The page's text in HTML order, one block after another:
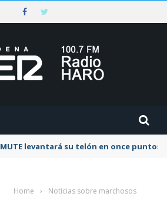
MUTE levantará su telón en once puntos
Home › Noticias sobre marchosos